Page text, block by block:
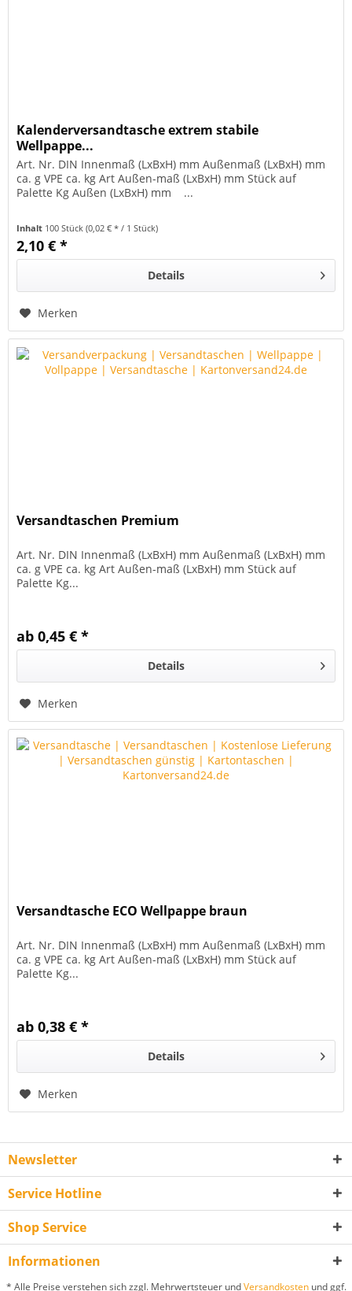
Kalenderversandtasche extrem stabile
Wellpappe...
Art. Nr. DIN Innenmaß (LxBxH) mm Außenmaß (LxBxH) mm
ca. g VPE ca. kg Art Außen-maß (LxBxH) mm Stück auf
Palette Kg Außen (LxBxH) mm ...
Inhalt 100 Stück(0,02 € * / 1 Stück)
2,10 € *
Details
Merken
Versandtaschen Premium
Art. Nr. DIN Innenmaß (LxBxH) mm Außenmaß (LxBxH) mm
ca. g VPE ca. kg Art Außen-maß (LxBxH) mm Stück auf
Palette Kg...
ab 0,45 € *
Details
Merken
Versandtasche ECO Wellpappe braun
Art. Nr. DIN Innenmaß (LxBxH) mm Außenmaß (LxBxH) mm
ca. g VPE ca. kg Art Außen-maß (LxBxH) mm Stück auf
Palette Kg...
ab 0,38 € *
Details
Merken
Newsletter
Service Hotline
Shop Service
Informationen
* Alle Preise verstehen sich zzgl. Mehrwertsteuer undVersandkostenund ggf.